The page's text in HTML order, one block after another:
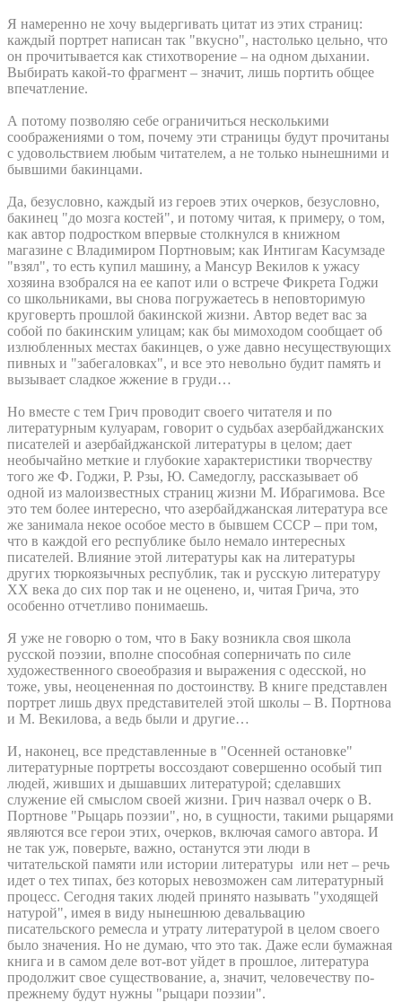
Я намеренно не хочу выдергивать цитат из этих страниц:
каждый портрет написан так "вкусно", настолько цельно, что
он прочитывается как стихотворение – на одном дыхании.
Выбирать какой-то фрагмент – значит, лишь портить общее
впечатление.
А потому позволяю себе ограничиться несколькими
соображениями о том, почему эти страницы будут прочитаны
с удовольствием любым читателем, а не только нынешними и
бывшими бакинцами.
Да, безусловно, каждый из героев этих очерков, безусловно,
бакинец "до мозга костей", и потому читая, к примеру, о том,
как автор подростком впервые столкнулся в книжном
магазине с Владимиром Портновым; как Интигам Касумзаде
"взял", то есть купил машину, а Мансур Векилов к ужасу
хозяина взобрался на ее капот или о встрече Фикрета Годжи
со школьниками, вы снова погружаетесь в неповторимую
круговерть прошлой бакинской жизни. Автор ведет вас за
собой по бакинским улицам; как бы мимоходом сообщает об
излюбленных местах бакинцев, о уже давно несуществующих
пивных и "забегаловках", и все это невольно будит память и
вызывает сладкое жжение в груди…
Но вместе с тем Грич проводит своего читателя и по
литературным кулуарам, говорит о судьбах азербайджанских
писателей и азербайджанской литературы в целом; дает
необычайно меткие и глубокие характеристики творчеству
того же Ф. Годжи, Р. Рзы, Ю. Самедоглу, рассказывает об
одной из малоизвестных страниц жизни М. Ибрагимова. Все
это тем более интересно, что азербайджанская литература все
же занимала некое особое место в бывшем СССР – при том,
что в каждой его республике было немало интересных
писателей. Влияние этой литературы как на литературы
других тюркоязычных республик, так и русскую литературу
ХХ века до сих пор так и не оценено, и, читая Грича, это
особенно отчетливо понимаешь.
Я уже не говорю о том, что в Баку возникла своя школа
русской поэзии, вполне способная соперничать по силе
художественного своеобразия и выражения с одесской, но
тоже, увы, неоцененная по достоинству. В книге представлен
портрет лишь двух представителей этой школы – В. Портнова
и М. Векилова, а ведь были и другие…
И, наконец, все представленные в "Осенней остановке"
литературные портреты воссоздают совершенно особый тип
людей, живших и дышавших литературой; сделавших
служение ей смыслом своей жизни. Грич назвал очерк о В.
Портнове "Рыцарь поэзии", но, в сущности, такими рыцарями
являются все герои этих, очерков, включая самого автора. И
не так уж, поверьте, важно, останутся эти люди в
читательской памяти или истории литературы или нет – речь
идет о тех типах, без которых невозможен сам литературный
процесс. Сегодня таких людей принято называть "уходящей
натурой", имея в виду нынешнюю девальвацию
писательского ремесла и утрату литературой в целом своего
было значения. Но не думаю, что это так. Даже если бумажная
книга и в самом деле вот-вот уйдет в прошлое, литература
продолжит свое существование, а, значит, человечеству по-
прежнему будут нужны "рыцари поэзии".